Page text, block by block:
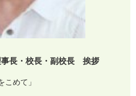
事長・校長・副校長 挨拶
こめて」